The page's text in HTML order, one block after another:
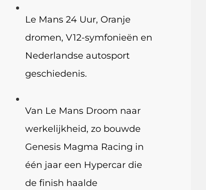
Le Mans 24 Uur, Oranje
dromen, V12-symfonieën en
Nederlandse autosport
geschiedenis.
Van Le Mans Droom naar
werkelijkheid, zo bouwde
Genesis Magma Racing in
één jaar een Hypercar die
de finish haalde